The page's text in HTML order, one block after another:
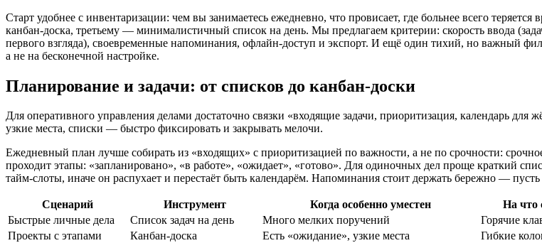
Старт удобнее с инвентаризации: чем вы занимаетесь ежедневно, что провисает, где больнее всего
канбан‑доска, третьему — минималистичный список на день. Мы предлагаем критерии: скорость ввода
первого взгляда), своевременные напоминания, офлайн‑доступ и экспорт. И ещё один тихий, но важный
а не на бесконечной настройке.
Планирование и задачи: от списков до канбан-доски
Для оперативного управления делами достаточно связки «входящие задачи, приоритизация, календарь для
узкие места, списки — быстро фиксировать и закрывать мелочи.
Ежедневный план лучше собирать из «входящих» с приоритизацией по важности, а не по срочности:
проходит этапы: «запланировано», «в работе», «ожидает», «готово». Для одиночных дел проще краткий
тайм‑слоты, иначе он распухает и перестаёт быть календарём. Напоминания стоит держать бережно —
Сценарий Инструмент Когда особенно уместен
На что
Быстрые личные дела
Список задач на день Много мелких поручений
Горячие
Проекты с этапами
Канбан‑доска Есть «ожидание», узкие места
Гибкие